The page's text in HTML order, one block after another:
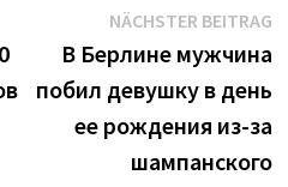
NÄCHSTER BEITRAG
В Берлине мужчина
побил девушку в день
ее рождения из-за
шампанского